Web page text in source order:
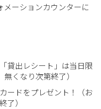
メーションカウンターに
貸出レシート」は当日限
くなり次第終了）
ードをプレゼント！（お
了）